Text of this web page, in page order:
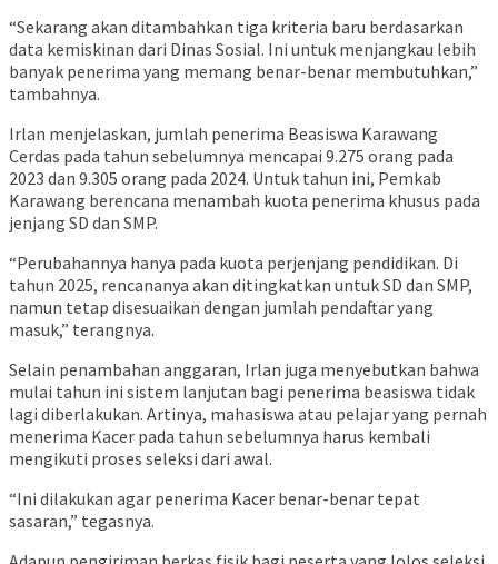
“Sekarang akan ditambahkan tiga kriteria baru berdasarkan
data kemiskinan dari Dinas Sosial. Ini untuk menjangkau lebih
banyak penerima yang memang benar-benar membutuhkan,”
tambahnya.
Irlan menjelaskan, jumlah penerima Beasiswa Karawang
Cerdas pada tahun sebelumnya mencapai 9.275 orang pada
2023 dan 9.305 orang pada 2024. Untuk tahun ini, Pemkab
Karawang berencana menambah kuota penerima khusus pada
jenjang SD dan SMP.
“Perubahannya hanya pada kuota perjenjang pendidikan. Di
tahun 2025, rencananya akan ditingkatkan untuk SD dan SMP,
namun tetap disesuaikan dengan jumlah pendaftar yang
masuk,” terangnya.
Selain penambahan anggaran, Irlan juga menyebutkan bahwa
mulai tahun ini sistem lanjutan bagi penerima beasiswa tidak
lagi diberlakukan. Artinya, mahasiswa atau pelajar yang pernah
menerima Kacer pada tahun sebelumnya harus kembali
mengikuti proses seleksi dari awal.
“Ini dilakukan agar penerima Kacer benar-benar tepat
sasaran,” tegasnya.